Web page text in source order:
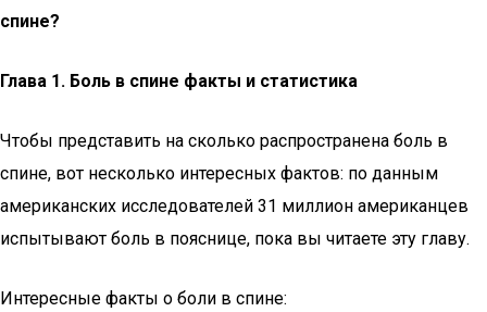
спине?
Глава 1. Боль в спине факты и статистика
Чтобы представить на сколько распространена боль в
спине, вот несколько интересных фактов: по данным
американских исследователей 31 миллион американцев
испытывают боль в пояснице, пока вы читаете эту главу.
Интересные факты о боли в спине: